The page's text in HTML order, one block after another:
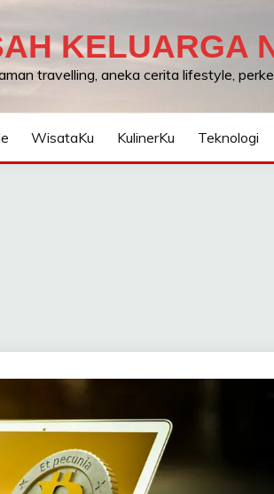
KELUARGA
travelling, aneka cerita lifestyle,
WisataKu KulinerKu Teknologi